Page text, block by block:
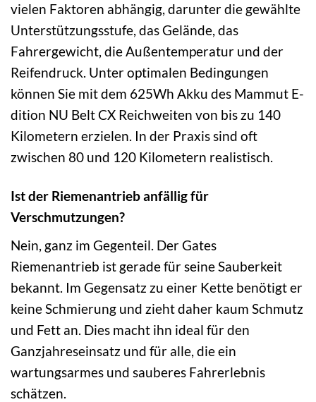
vielen Faktoren abhängig, darunter die gewählte
Unterstützungsstufe, das Gelände, das
Fahrergewicht, die Außentemperatur und der
Reifendruck. Unter optimalen Bedingungen
können Sie mit dem 625Wh Akku des Mammut E-
dition NU Belt CX Reichweiten von bis zu 140
Kilometern erzielen. In der Praxis sind oft
zwischen 80 und 120 Kilometern realistisch.
Ist der Riemenantrieb anfällig für
Verschmutzungen?
Nein, ganz im Gegenteil. Der Gates
Riemenantrieb ist gerade für seine Sauberkeit
bekannt. Im Gegensatz zu einer Kette benötigt er
keine Schmierung und zieht daher kaum Schmutz
und Fett an. Dies macht ihn ideal für den
Ganzjahreseinsatz und für alle, die ein
wartungsarmes und sauberes Fahrerlebnis
schätzen.